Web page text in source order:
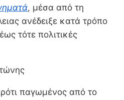
, μέσα από τη
ανέδειξε κατά τρόπο
τότε πολιτικές
παγωμένος από το